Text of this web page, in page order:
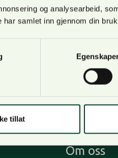
og analysearbeid,
har samlet inn gjennom din
tillat
kjemikaliebyrået Echa
og fiske til
på EU-nivå,
er vesentlig annerledes i
Om oss